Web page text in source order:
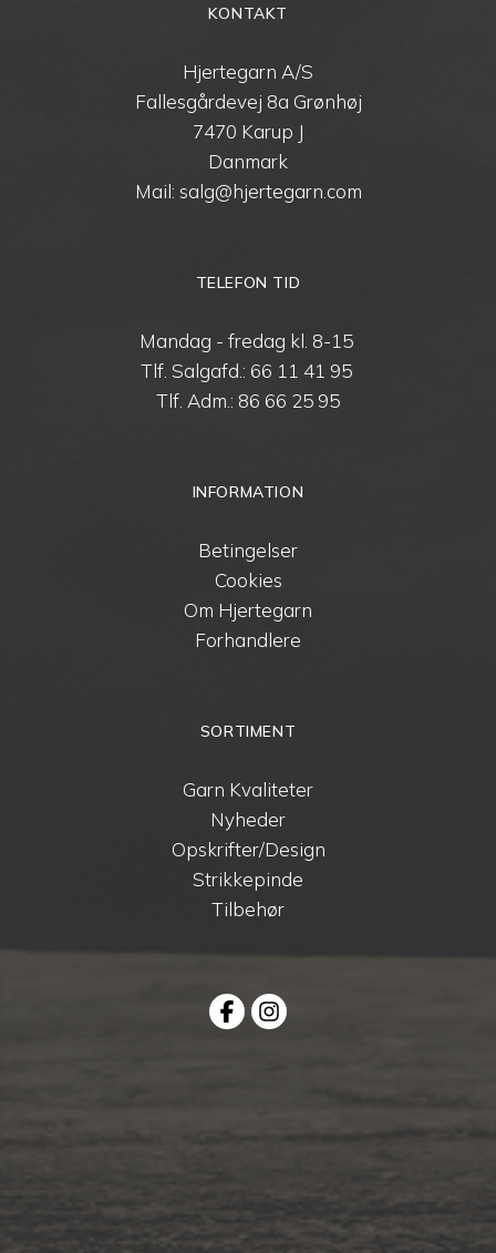
KONTAKT
Hjertegarn A/S
Fallesgårdevej 8a Grønhøj
7470 Karup J
Danmark
Mail: salg@hjertegarn.com
TELEFON TID
Mandag - fredag kl. 8-15
Tlf. Salgafd.: 66 11 41 95
Tlf. Adm.: 86 66 25 95
INFORMATION
Betingelser
Cookies
Om Hjertegarn
Forhandlere
SORTIMENT
Garn Kvaliteter
Nyheder
Opskrifter/Design
Strikkepinde
Tilbehør